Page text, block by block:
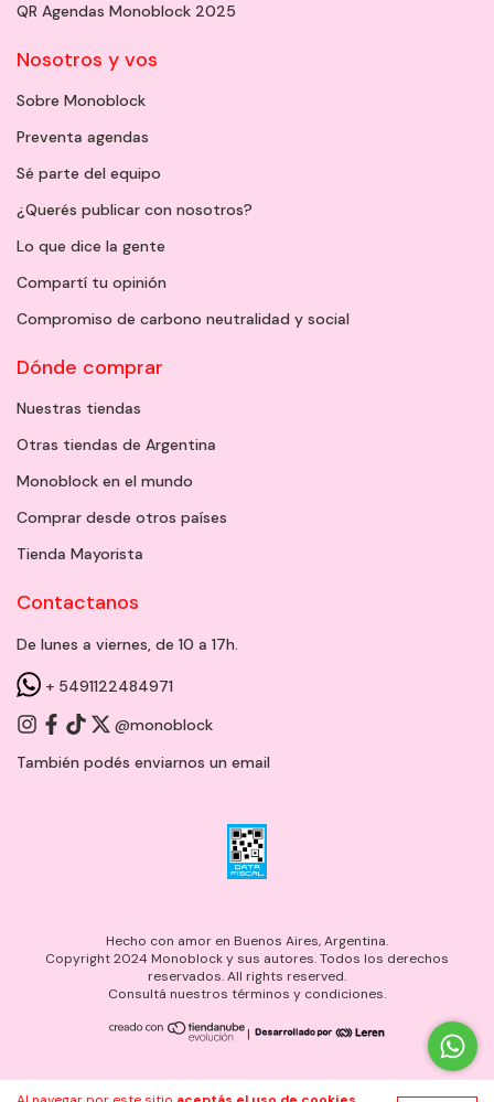
QR Agendas Monoblock 2025
Nosotros y vos
Sobre Monoblock
Preventa agendas
Sé parte del equipo
¿Querés publicar con nosotros?
Lo que dice la gente
Compartí tu opinión
Compromiso de carbono neutralidad y social
Dónde comprar
Nuestras tiendas
Otras tiendas de Argentina
Monoblock en el mundo
Comprar desde otros países
Tienda Mayorista
Contactanos
De lunes a viernes, de 10 a 17h.
+ 5491122484971
@monoblock
También podés enviarnos un email
Hecho con amor en Buenos Aires, Argentina.
Copyright 2024 Monoblock y sus autores. Todos los derechos
reservados. All rights reserved.
Consultá nuestros términos y condiciones.
|